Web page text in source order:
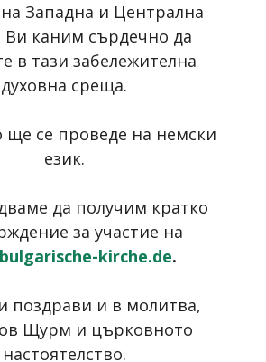
Западна и Централна
Ви каним сърдечно да
в тази забележителна
духовна среща.
ще се проведе на немски
език.
да получим кратко
за участие на
kirche.de.
поздрави и в молитва,
Щурм и църковното
настоятелство.